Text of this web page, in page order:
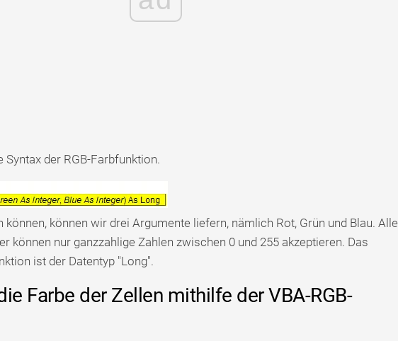
Syntax der RGB-Farbfunktion.
können, können wir drei Argumente liefern, nämlich Rot, Grün und Blau. Alle
können nur ganzzahlige Zahlen zwischen 0 und 255 akzeptieren. Das
ist der Datentyp "Long".
Farbe der Zellen mithilfe der VBA-RGB-